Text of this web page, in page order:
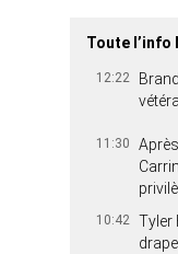
Toute l’info
12:22
11:30
10:42
Tyler